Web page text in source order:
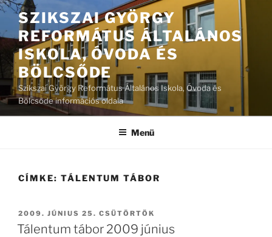
Tartalomhoz
SZIKSZAI GYÖRGY
REFORMÁTUS ÁLTALÁNOS
ISKOLA, ÓVODA ÉS
BÖLCSŐDE
Szikszai György Református Általános Iskola, Óvoda és
Bölcsőde információs oldala
Menü
CÍMKE: TÁLENTUM TÁBOR
BEKÜLDVE:
2009. JÚNIUS 25. CSÜTÖRTÖK
Tálentum tábor 2009 június